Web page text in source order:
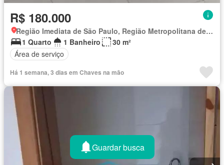
R$ 180.000
Região Imediata de São Paulo, Região Metropolitana de São Paulo
1 Quarto
1 Banheiro
30 m²
Área de serviço
Há 1 semana, 3 dias em Chaves na mão
Guardar busca